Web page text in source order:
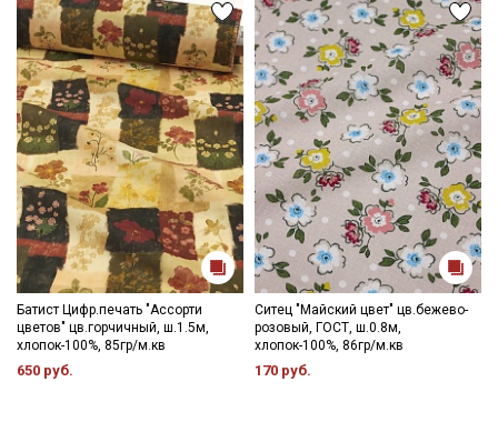
Батист Цифр.печать "Ассорти
цветов" цв.горчичный, ш.1.5м,
хлопок-100%, 85гр/м.кв
650 руб.
Ситец "Майский цвет" цв.бежево-
розовый, ГОСТ, ш.0.8м,
хлопок-100%, 86гр/м.кв
170 руб.